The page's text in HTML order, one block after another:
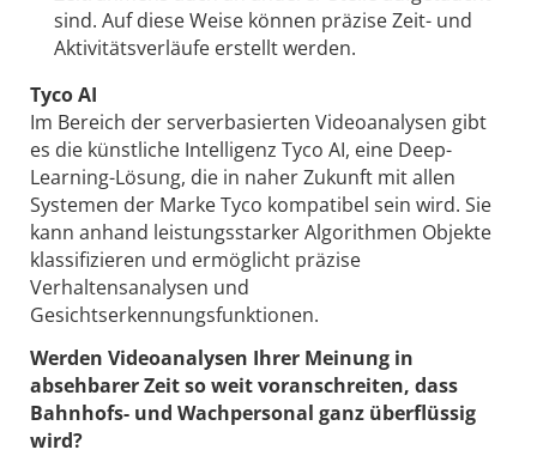
sind. Auf diese Weise können präzise Zeit- und
Aktivitätsverläufe erstellt werden.
Tyco AI
Im Bereich der serverbasierten Videoanalysen gibt
es die künstliche Intelligenz Tyco AI, eine Deep-
Learning-Lösung, die in naher Zukunft mit allen
Systemen der Marke Tyco kompatibel sein wird. Sie
kann anhand leistungsstarker Algorithmen Objekte
klassifizieren und ermöglicht präzise
Verhaltensanalysen und
Gesichtserkennungsfunktionen.
Werden Videoanalysen Ihrer Meinung in
absehbarer Zeit so weit voranschreiten, dass
Bahnhofs- und Wachpersonal ganz überflüssig
wird?